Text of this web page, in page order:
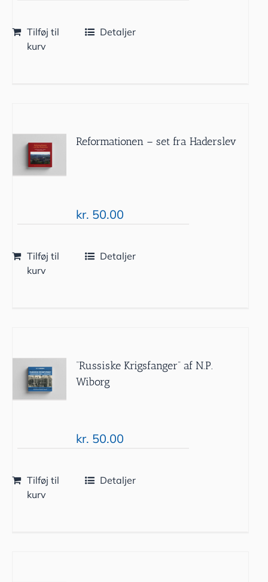
Tilføj til
kurv
Detaljer
Reformationen – set fra Haderslev
kr. 50.00
Tilføj til
kurv
Detaljer
“Russiske Krigsfanger” af N.P.
Wiborg
kr. 50.00
Tilføj til
kurv
Detaljer